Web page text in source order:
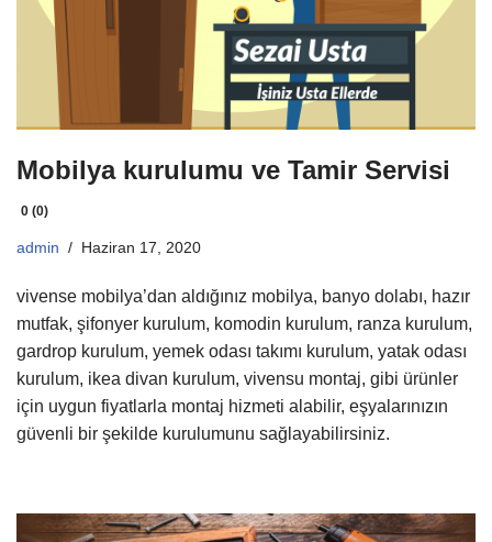
Mobilya kurulumu ve Tamir Servisi
0 (0)
admin Haziran 17, 2020
vivense mobilya’dan aldığınız mobilya, banyo dolabı, hazır
mutfak, şifonyer kurulum, komodin kurulum, ranza kurulum,
gardrop kurulum, yemek odası takımı kurulum, yatak odası
kurulum, ikea divan kurulum, vivensu montaj, gibi ürünler
için uygun fiyatlarla montaj hizmeti alabilir, eşyalarınızın
güvenli bir şekilde kurulumunu sağlayabilirsiniz.